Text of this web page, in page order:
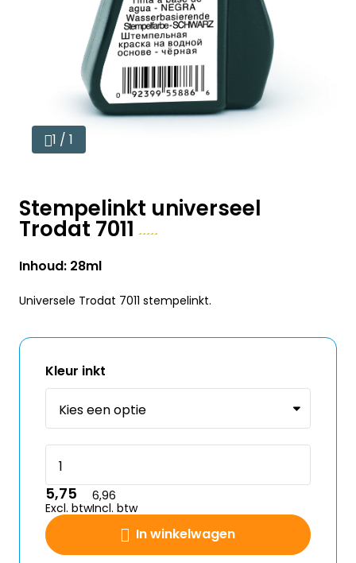
1 / 1
Stempelinkt universeel
Trodat 7011
Inhoud: 28ml
Universele Trodat 7011 stempelinkt.
Kleur inkt
In winkelwagen
5,75
Excl. btw
6,96
Incl. btw